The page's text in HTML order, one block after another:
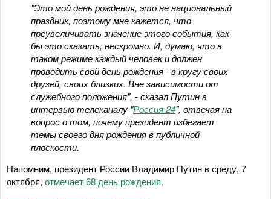
"Это мой день рождения, это не национальный
праздник, поэтому мне кажется, что
преувеличивать значение этого события, как
бы это сказать, нескромно. И, думаю, что в
таком режиме каждый человек и должен
проводить свой день рождения - в кругу своих
друзей, своих близких. Вне зависимости от
служебного положения", - сказал Путин в
интервью телеканалу "Россия 24", отвечая на
вопрос о том, почему президент избегает
темы своего дня рождения в публичной
плоскости.
Напомним, президент России Владимир Путин в среду, 7
октября, отмечает 68 день рождения.